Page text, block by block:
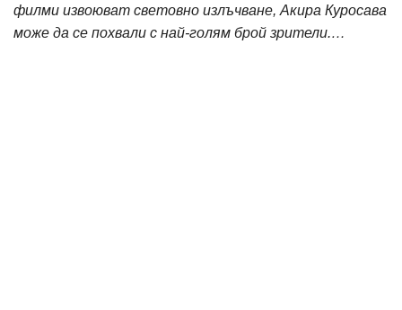
филми извоюват световно излъчване, Акира Куросава
може да се похвали с най-голям брой зрители.…